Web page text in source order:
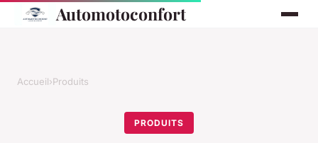
Automotoconfort
Accueil›Produits
PRODUITS